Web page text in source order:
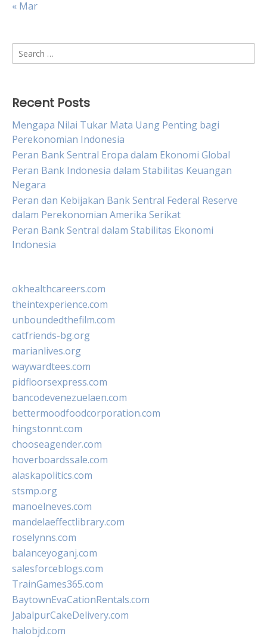
« Mar
Search
for:
Recent Posts
Mengapa Nilai Tukar Mata Uang Penting bagi
Perekonomian Indonesia
Peran Bank Sentral Eropa dalam Ekonomi Global
Peran Bank Indonesia dalam Stabilitas Keuangan
Negara
Peran dan Kebijakan Bank Sentral Federal Reserve
dalam Perekonomian Amerika Serikat
Peran Bank Sentral dalam Stabilitas Ekonomi
Indonesia
okhealthcareers.com
theintexperience.com
unboundedthefilm.com
catfriends-bg.org
marianlives.org
waywardtees.com
pidfloorsexpress.com
bancodevenezuelaen.com
bettermoodfoodcorporation.com
hingstonnt.com
chooseagender.com
hoverboardssale.com
alaskapolitics.com
stsmp.org
manoelneves.com
mandelaeffectlibrary.com
roselynns.com
balanceyoganj.com
salesforceblogs.com
TrainGames365.com
BaytownEvaCationRentals.com
JabalpurCakeDelivery.com
halobjd.com